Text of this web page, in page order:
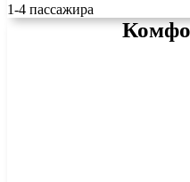
1-4 пассажира